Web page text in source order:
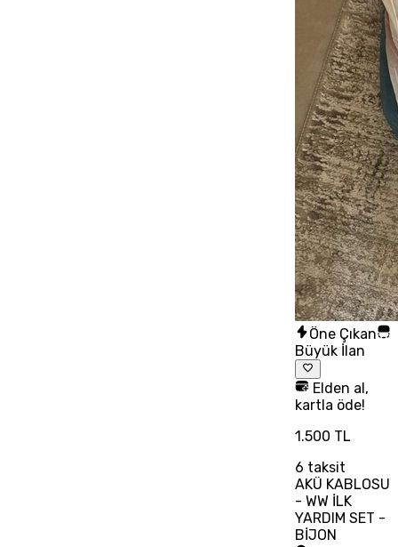
Öne Çıkan
Büyük İlan
Elden al,
kartla öde!
1.500 TL
6 taksit
AKÜ KABLOSU
- WW İLK
YARDIM SET -
BİJON